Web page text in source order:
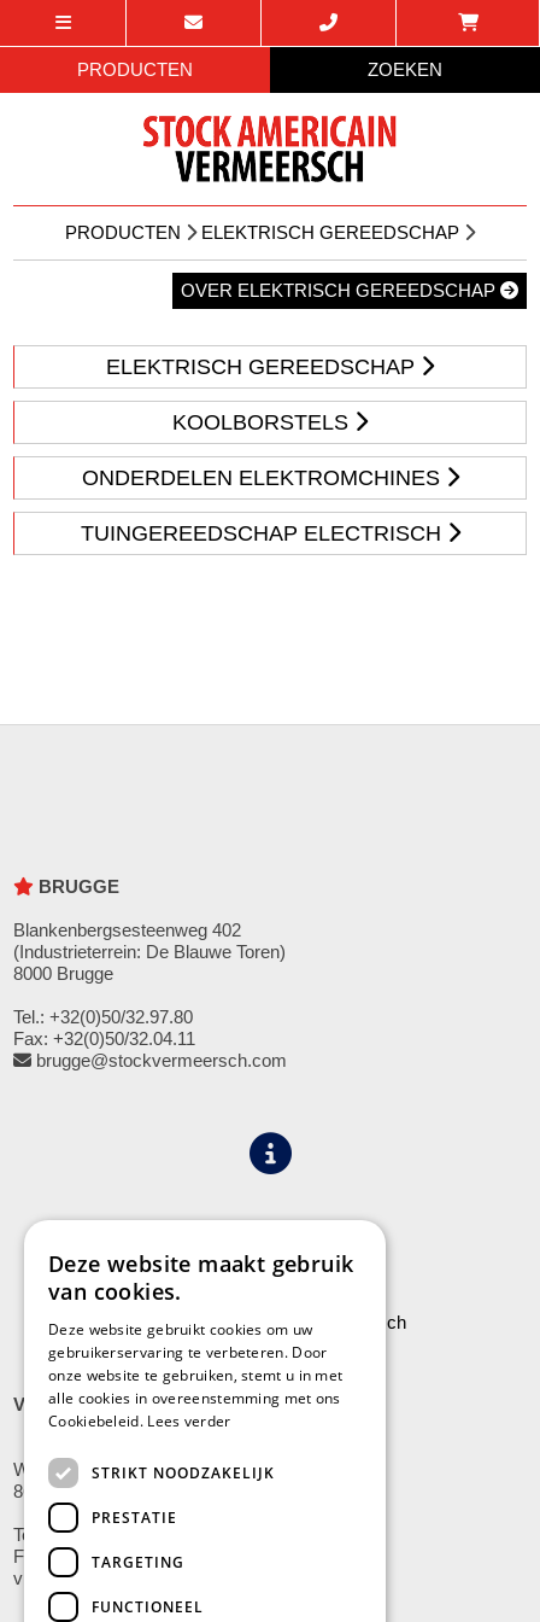
PRODUCTEN ZOEKEN
PRODUCTEN ELEKTRISCH GEREEDSCHAP
OVER ELEKTRISCH GEREEDSCHAP
ELEKTRISCH GEREEDSCHAP
KOOLBORSTELS
ONDERDELEN ELEKTROMCHINES
TUINGEREEDSCHAP ELECTRISCH
BRUGGE
Blankenbergsesteenweg 402
(Industrieterrein: De Blauwe Toren)
8000 Brugge
Tel.: +32(0)50/32.97.80
Fax: +32(0)50/32.04.11
brugge@stockvermeersch.com
Leveringen aan Stock Vermeersch
VLADSLO
Wijnendalestraat 200
8600 Vladslo - Diksmuide
Tel: +32(0)51/59.10.00
Fax: +32(0)51/58.21.99
vladslo@stockvermeersch.com
Deze website maakt gebruik
van cookies.
Deze website gebruikt cookies om uw
gebruikerservaring te verbeteren. Door
onze website te gebruiken, stemt u in met
alle cookies in overeenstemming met ons
Cookiebeleid. Lees verder
STRIKT NOODZAKELIJK
PRESTATIE
TARGETING
FUNCTIONEEL